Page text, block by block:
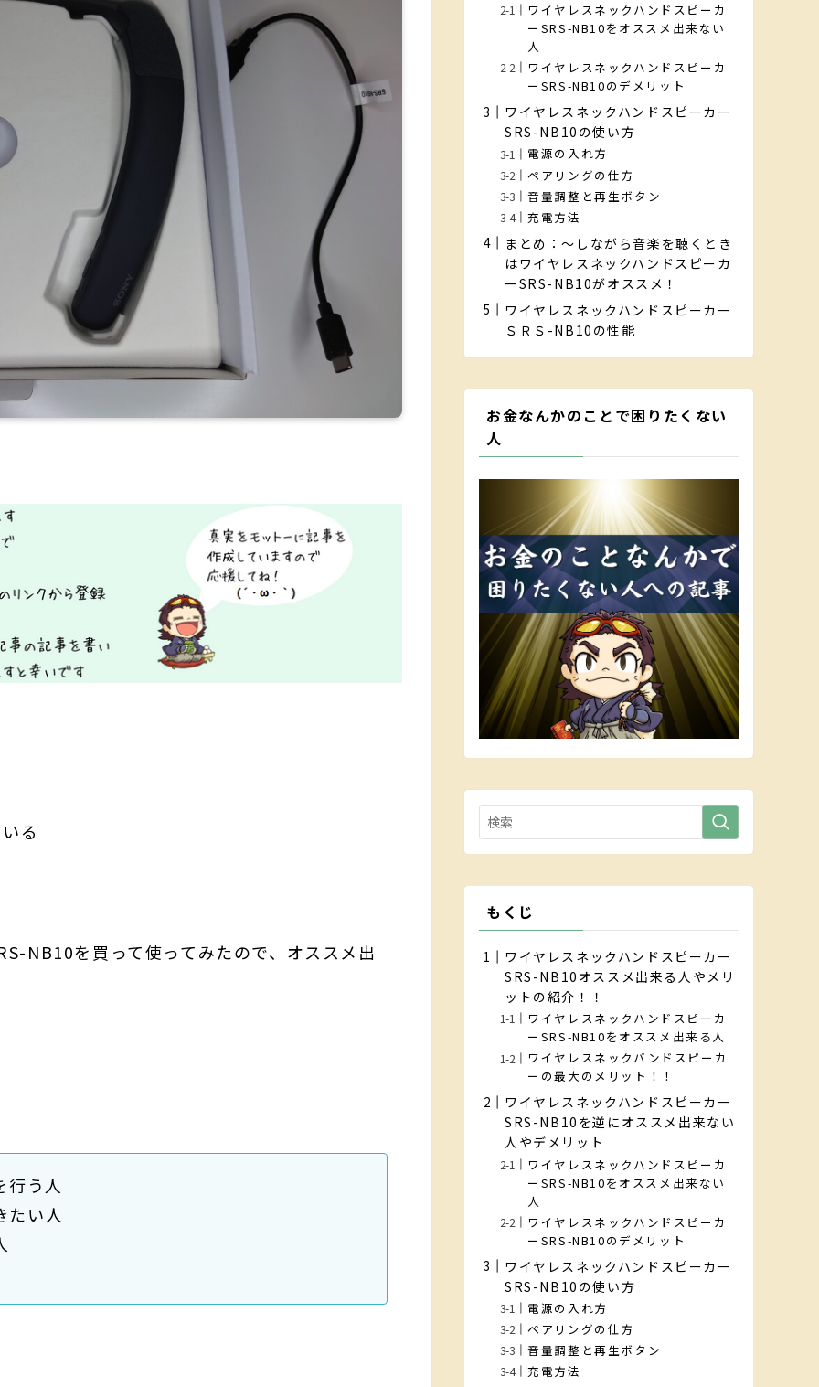
る
NB10を買って使ってみたので、オススメ出
行う人
たい人
ワイヤレスネックハンドスピーカ
ーSRS-NB10をオススメ出来ない
人
ワイヤレスネックハンドスピーカ
ーSRS-NB10のデメリット
ワイヤレスネックハンドスピーカー
SRS-NB10の使い方
電源の入れ方
ペアリングの仕方
音量調整と再生ボタン
充電方法
まとめ：～しながら音楽を聴くとき
はワイヤレスネックハンドスピーカ
ーSRS-NB10がオススメ！
ワイヤレスネックハンドスピーカー
ＳＲＳ-NB10の性能
お金なんかのことで困りたくない
人
もくじ
ワイヤレスネックハンドスピーカー
SRS-NB10オススメ出来る人やメリ
ットの紹介！！
ワイヤレスネックハンドスピーカ
ーSRS-NB10をオススメ出来る人
ワイヤレスネックバンドスピーカ
ーの最大のメリット！！
ワイヤレスネックハンドスピーカー
SRS-NB10を逆にオススメ出来ない
人やデメリット
ワイヤレスネックハンドスピーカ
ーSRS-NB10をオススメ出来ない
人
ワイヤレスネックハンドスピーカ
ーSRS-NB10のデメリット
ワイヤレスネックハンドスピーカー
SRS-NB10の使い方
電源の入れ方
ペアリングの仕方
音量調整と再生ボタン
充電方法